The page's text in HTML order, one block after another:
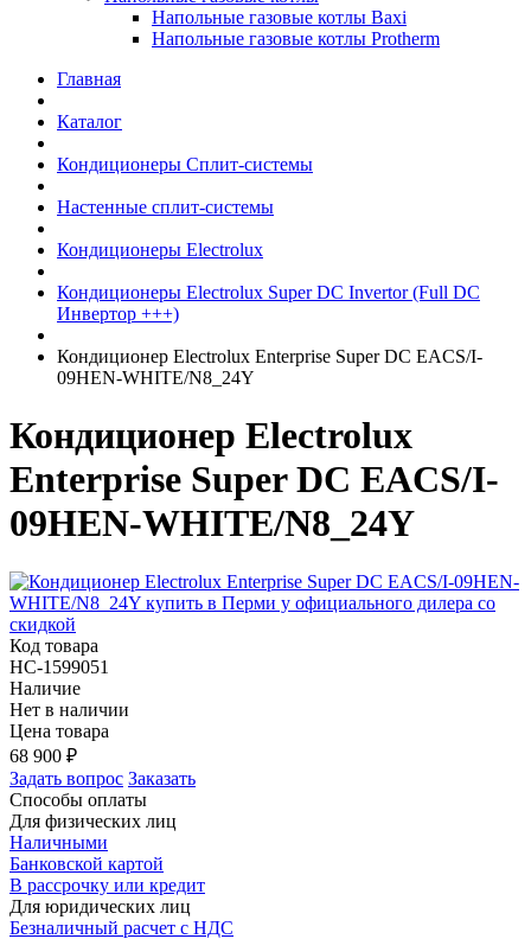
Напольные газовые котлы Baxi
Напольные газовые котлы Protherm
Главная
Каталог
Кондиционеры Сплит-системы
Настенные сплит-системы
Кондиционеры Electrolux
Кондиционеры Electrolux Super DC Invertor (Full DC
Инвертор +++)
Кондиционер Electrolux Enterprise Super DC EACS/I-
09HEN-WHITE/N8_24Y
Кондиционер Electrolux
Enterprise Super DC EACS/I-
09HEN-WHITE/N8_24Y
Код товара
НС-1599051
Наличие
Нет в наличии
Цена товара
68 900 ₽
Задать вопрос Заказать
Способы оплаты
Для физических лиц
Наличными
Банковской картой
В рассрочку или кредит
Для юридических лиц
Безналичный расчет с НДС